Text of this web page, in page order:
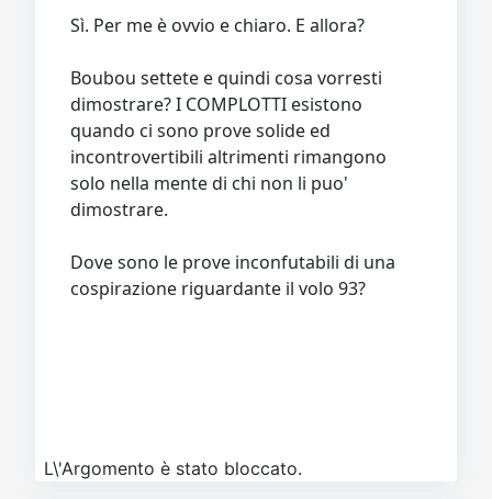
Sì. Per me è ovvio e chiaro. E allora?
Boubou settete e quindi cosa vorresti
dimostrare? I COMPLOTTI esistono
quando ci sono prove solide ed
incontrovertibili altrimenti rimangono
solo nella mente di chi non li puo'
dimostrare.
Dove sono le prove inconfutabili di una
cospirazione riguardante il volo 93?
L\'Argomento è stato bloccato.